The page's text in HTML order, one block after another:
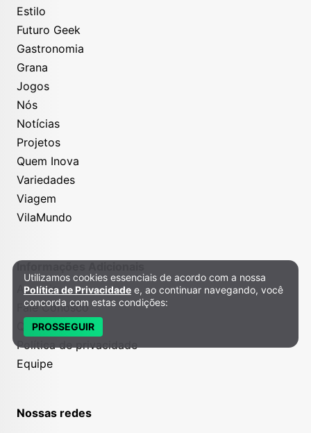
Estilo
Futuro Geek
Gastronomia
Grana
Jogos
Nós
Notícias
Projetos
Quem Inova
Variedades
Viagem
VilaMundo
Informações Adicionais
Anuncie
Fale Conosco
Quem somos
Política de privacidade
Equipe
Nossas redes
Política de Privacidade e Cookies
Utilizamos cookies essenciais de acordo com a nossa
Política de Privacidade e, ao continuar navegando, você
concorda com estas condições:
PROSSEGUIR